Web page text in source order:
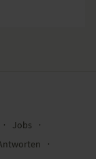
∙ Jobs
∙
∙